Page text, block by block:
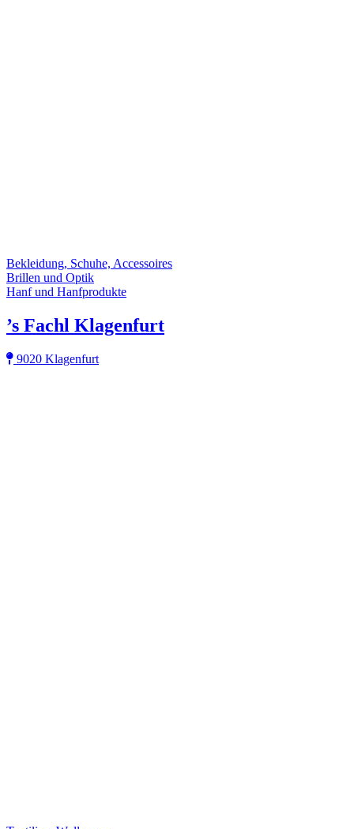
Bekleidung, Schuhe, Accessoires
Brillen und Optik
Hanf und Hanfprodukte
’s Fachl Klagenfurt
9020 Klagenfurt